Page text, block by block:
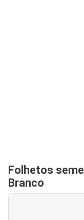
Folhetos
Branco